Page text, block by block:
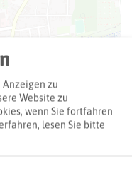
zu
Website zu
wenn Sie fortfahren
lesen Sie bitte